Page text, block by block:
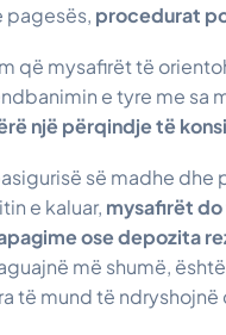
pagesës, procedurat
që mysafirët të
e tyre me sa
një përqindje të
së madhe
e kaluar, mysafirët do
ose depozita
më shumë,
të mund të